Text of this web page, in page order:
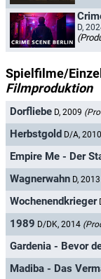
D,
Spielfilme/
Filmproduktion
Dorfliebe D, 2009
Herbstgold D/A, 2010
Empire Me - Der
Wagnerwahn D, 2013
Wochenendkrieger
1989 D/DK, 2014
Gardenia - Bevor
Madiba - Das